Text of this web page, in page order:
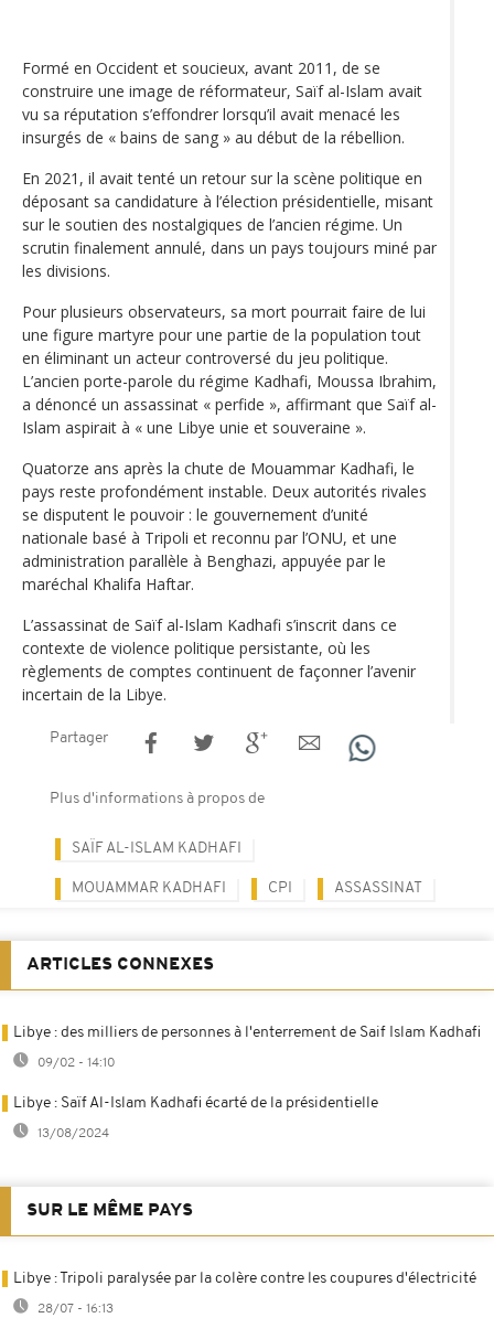
Formé en Occident et soucieux, avant 2011, de se
construire une image de réformateur, Saïf al-Islam avait
vu sa réputation s’effondrer lorsqu’il avait menacé les
insurgés de « bains de sang » au début de la rébellion.
En 2021, il avait tenté un retour sur la scène politique en
déposant sa candidature à l’élection présidentielle, misant
sur le soutien des nostalgiques de l’ancien régime. Un
scrutin finalement annulé, dans un pays toujours miné par
les divisions.
Pour plusieurs observateurs, sa mort pourrait faire de lui
une figure martyre pour une partie de la population tout
en éliminant un acteur controversé du jeu politique.
L’ancien porte-parole du régime Kadhafi, Moussa Ibrahim,
a dénoncé un assassinat « perfide », affirmant que Saïf al-
Islam aspirait à « une Libye unie et souveraine ».
Quatorze ans après la chute de Mouammar Kadhafi, le
pays reste profondément instable. Deux autorités rivales
se disputent le pouvoir : le gouvernement d’unité
nationale basé à Tripoli et reconnu par l’ONU, et une
administration parallèle à Benghazi, appuyée par le
maréchal Khalifa Haftar.
L’assassinat de Saïf al-Islam Kadhafi s’inscrit dans ce
contexte de violence politique persistante, où les
règlements de comptes continuent de façonner l’avenir
incertain de la Libye.
Partager
Plus d'informations à propos de
SAÏF AL-ISLAM KADHAFI
MOUAMMAR KADHAFI CPI ASSASSINAT
ARTICLES CONNEXES
Libye : des milliers de personnes à l'enterrement de Saif Islam Kadhafi
09/02 - 14:10
Libye : Saïf Al-Islam Kadhafi écarté de la présidentielle
13/08/2024
SUR LE MÊME PAYS
Libye : Tripoli paralysée par la colère contre les coupures d'électricité
28/07 - 16:13